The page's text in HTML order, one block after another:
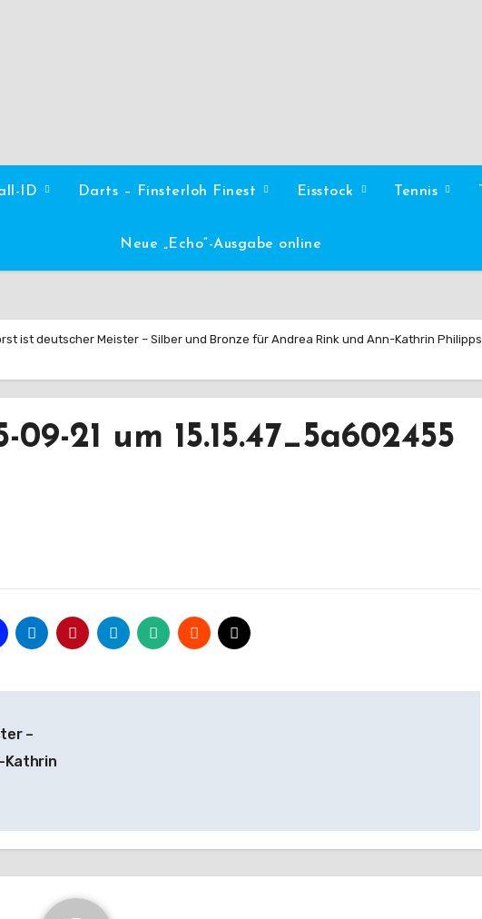
ID Darts – Finsterloh Finest Eisstock Tennis
Neue „Echo“-Ausgabe online
ist deutscher Meister – Silber und Bronze für Andrea Rink und Ann-Kathrin Philipps
21 um 15.15.47_5a602455
–
Kathrin